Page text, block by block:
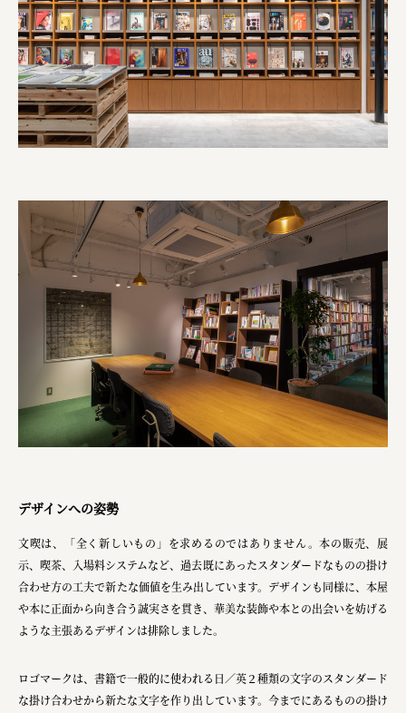
株式会社 未来ガ驚喜研究所
Panasonic
江東区
日鉄興和不動産株式会社
株式会社コスモスイニシア
デザインへの姿勢
文喫は、「全く新しいもの」を求めるのではありません。本の販売、展
示、喫茶、入場料システムなど、過去既にあったスタンダードなものの掛け
合わせ方の工夫で新たな価値を生み出しています。デザインも同様に、本屋
や本に正面から向き合う誠実さを貫き、華美な装飾や本との出会いを妨げる
ような主張あるデザインは排除しました。
ロゴマークは、書籍で一般的に使われる日／英２種類の文字のスタンダード
な掛け合わせから新たな文字を作り出しています。今までにあるものの掛け